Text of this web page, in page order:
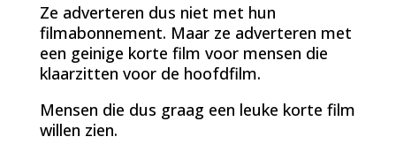
Ze adverteren dus niet met hun
filmabonnement. Maar ze adverteren met
een geinige korte film voor mensen die
klaarzitten voor de hoofdfilm.
Mensen die dus graag een leuke korte film
willen zien.